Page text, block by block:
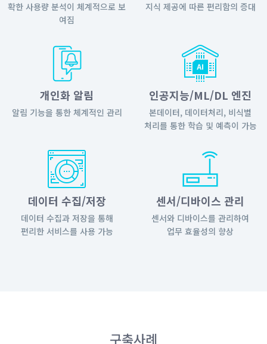
확한 사용량 분석이 체계적으로 보
여짐
지식 제공에 따른 편리함의 증대
개인화 알림
알림 기능을 통한 체계적인 관리
인공지능/ML/DL 엔진
본데이터, 데이터처리, 비식별
처리를 통한 학습 및 예측이 가능
데이터 수집/저장
데이터 수집과 저장을 통해
편리한 서비스를 사용 가능
센서/디바이스 관리
센서와 디바이스를 관리하여
업무 효율성의 향상
구축사례